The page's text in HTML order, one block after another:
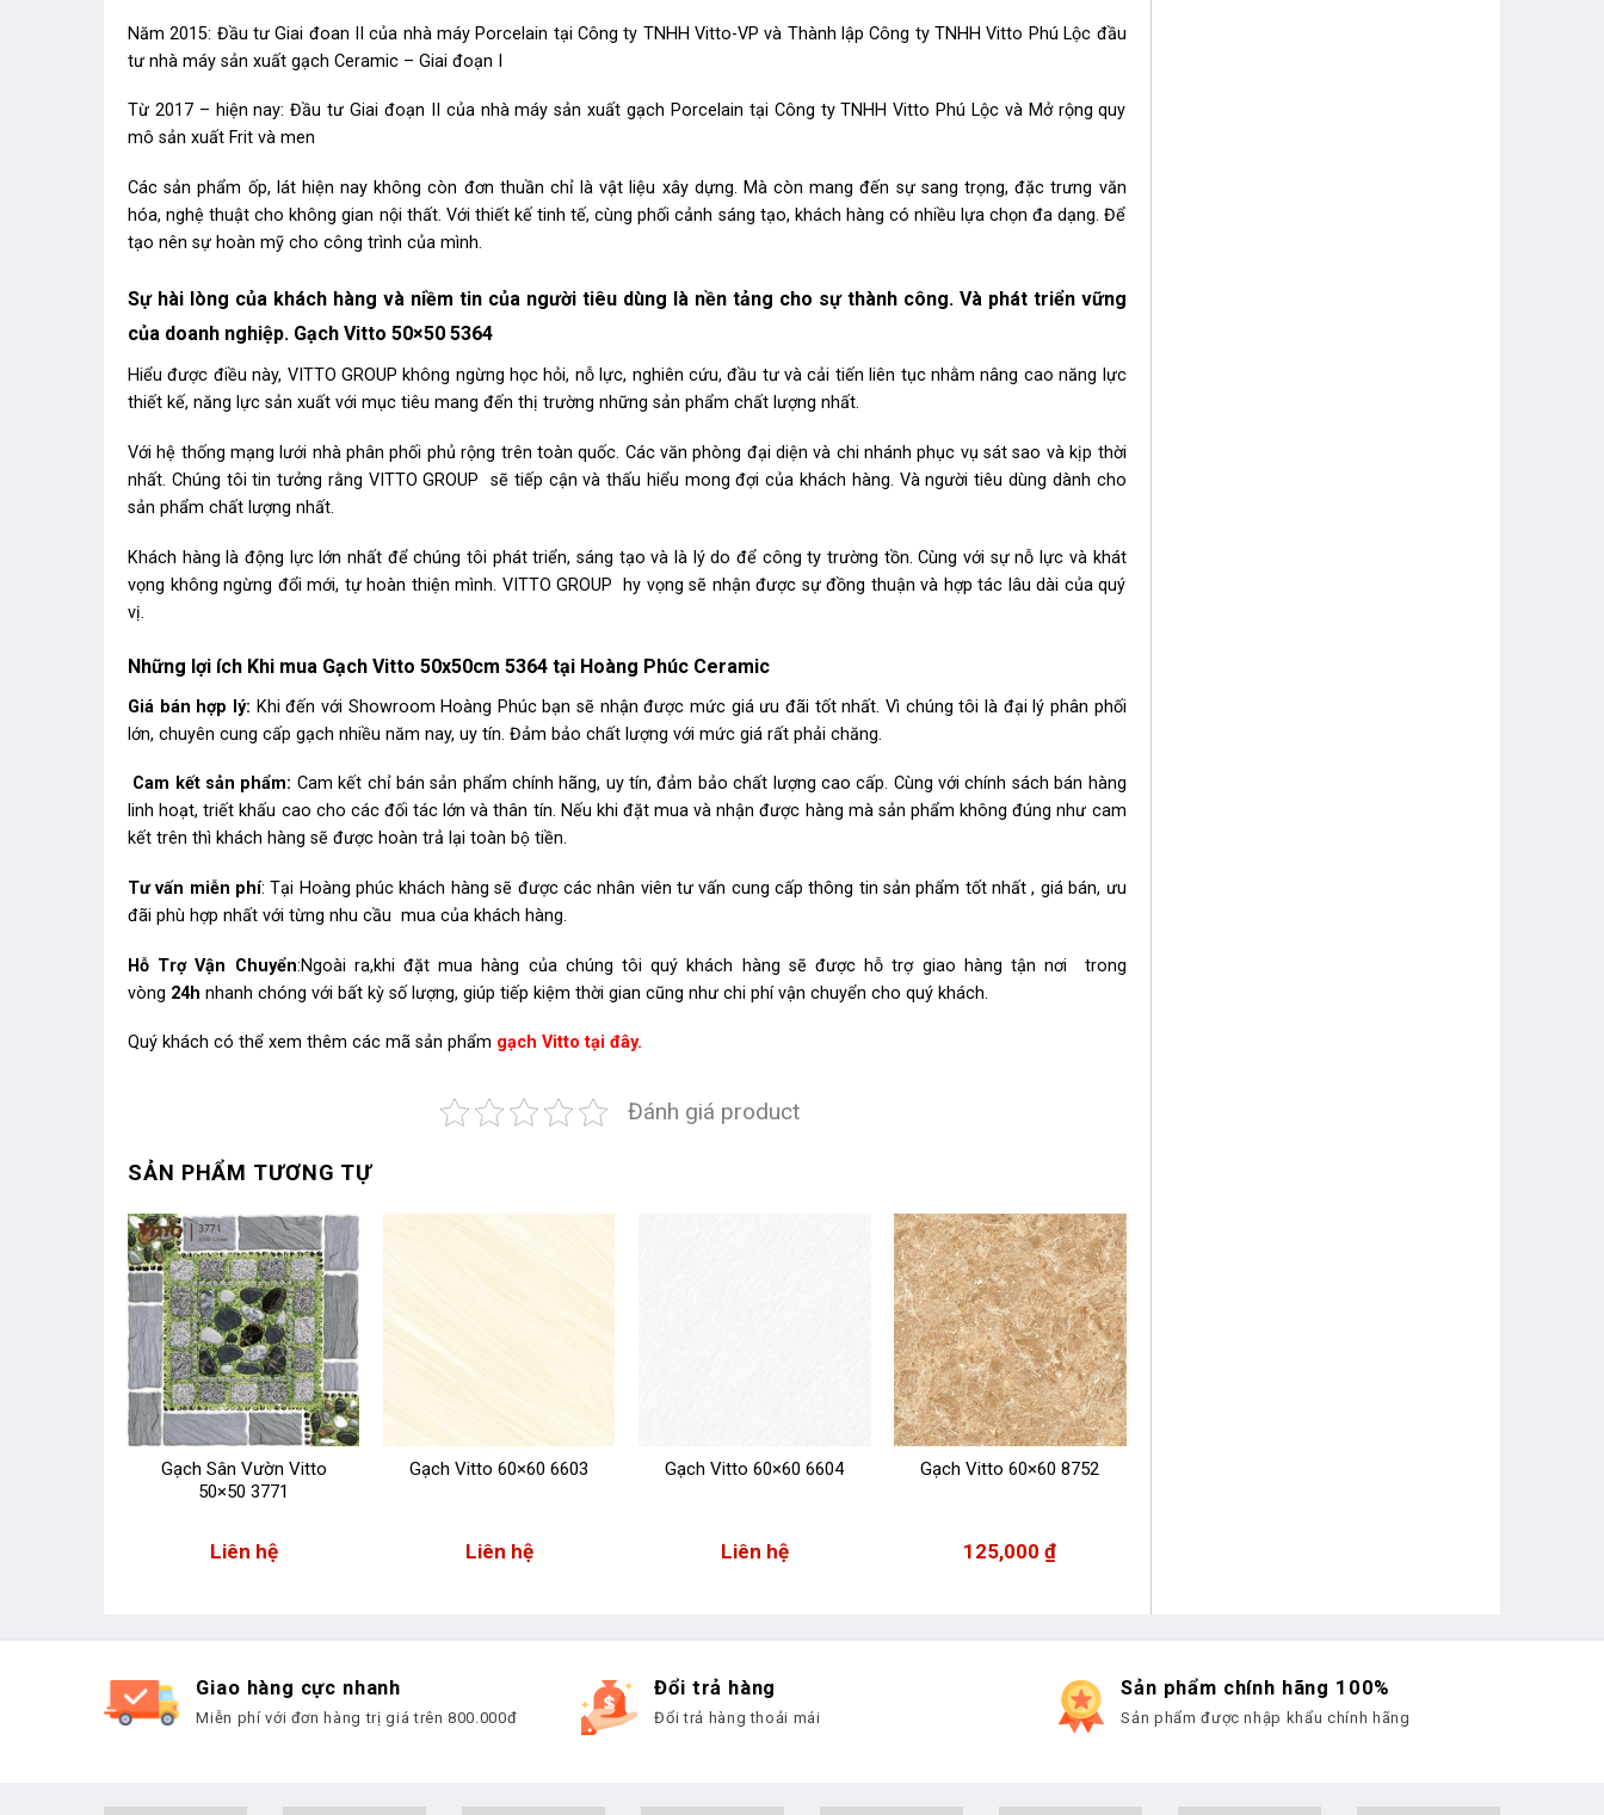
Năm 2015: Đầu tư Giai đoan II của nhà máy Porcelain tại Công ty TNHH Vitto-VP và Thành lập Công ty TNHH Vitto Phú Lộc đầu
tư nhà máy sản xuất gạch Ceramic – Giai đoạn I
Từ 2017 – hiện nay: Đầu tư Giai đoạn II của nhà máy sản xuất gạch Porcelain tại Công ty TNHH Vitto Phú Lộc và Mở rộng quy
mô sản xuất Frit và men
Các sản phẩm ốp, lát hiện nay không còn đơn thuần chỉ là vật liệu xây dựng. Mà còn mang đến sự sang trọng, đặc trưng văn
hóa, nghệ thuật cho không gian nội thất. Với thiết kế tinh tế, cùng phối cảnh sáng tạo, khách hàng có nhiều lựa chọn đa dạng. Để
tạo nên sự hoàn mỹ cho công trình của mình.
Sự hài lòng của khách hàng và niềm tin của người tiêu dùng là nền tảng cho sự thành công. Và phát triển vững
của doanh nghiệp. Gạch Vitto 50×50 5364
Hiểu được điều này, VITTO GROUP không ngừng học hỏi, nỗ lực, nghiên cứu, đầu tư và cải tiến liên tục nhằm nâng cao năng lực
thiết kế, năng lực sản xuất với mục tiêu mang đến thị trường những sản phẩm chất lượng nhất.
Với hệ thống mạng lưới nhà phân phối phủ rộng trên toàn quốc. Các văn phòng đại diện và chi nhánh phục vụ sát sao và kịp thời
nhất. Chúng tôi tin tưởng rằng VITTO GROUP sẽ tiếp cận và thấu hiểu mong đợi của khách hàng. Và người tiêu dùng dành cho
sản phẩm chất lượng nhất.
Khách hàng là động lực lớn nhất để chúng tôi phát triển, sáng tạo và là lý do để công ty trường tồn. Cùng với sự nỗ lực và khát
vọng không ngừng đổi mới, tự hoàn thiện mình. VITTO GROUP hy vọng sẽ nhận được sự đồng thuận và hợp tác lâu dài của quý
vị.
Những lợi ích Khi mua Gạch Vitto 50x50cm 5364 tại Hoàng Phúc Ceramic
Giá bán hợp lý: Khi đến với Showroom Hoàng Phúc bạn sẽ nhận được mức giá ưu đãi tốt nhất. Vì chúng tôi là đại lý phân phối
lớn, chuyên cung cấp gạch nhiều năm nay, uy tín. Đảm bảo chất lượng với mức giá rất phải chăng.
Cam kết sản phẩm: Cam kết chỉ bán sản phẩm chính hãng, uy tín, đảm bảo chất lượng cao cấp. Cùng với chính sách bán hàng
linh hoạt, triết khấu cao cho các đối tác lớn và thân tín. Nếu khi đặt mua và nhận được hàng mà sản phẩm không đúng như cam
kết trên thì khách hàng sẽ được hoàn trả lại toàn bộ tiền.
Tư vấn miễn phí: Tại Hoàng phúc khách hàng sẽ được các nhân viên tư vấn cung cấp thông tin sản phẩm tốt nhất , giá bán, ưu
đãi phù hợp nhất với từng nhu cầu mua của khách hàng.
Hỗ Trợ Vận Chuyển:Ngoài ra,khi đặt mua hàng của chúng tôi quý khách hàng sẽ được hỗ trợ giao hàng tận nơi trong
vòng 24h nhanh chóng với bất kỳ số lượng, giúp tiếp kiệm thời gian cũng như chi phí vận chuyển cho quý khách.
Quý khách có thể xem thêm các mã sản phẩm gạch Vitto tại đây.
Đánh giá product
SẢN PHẨM TƯƠNG TỰ
Gạch Sân Vườn Vitto
50×50 3771
Liên hệ
Gạch Vitto 60×60 6603
Liên hệ
Gạch Vitto 60×60 6604
Liên hệ
Gạch Vitto 60×60 8752
125,000₫
Giao hàng cực nhanh
Miễn phí với đơn hàng trị giá trên 800.000đ
Đổi trả hàng
Đổi trả hàng thoải mái
Sản phẩm chính hãng 100%
Sản phẩm được nhập khẩu chính hãng